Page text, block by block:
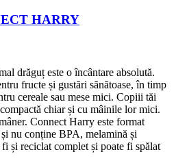
HARRY
drăguț este o încântare absolută.
fructe și gustări sănătoase, în timp
cereale sau mese mici. Copiii tăi
chiar și cu mâinile lor mici.
Connect Harry este format
nu conține BPA, melamină și
și reciclat complet și poate fi spălat